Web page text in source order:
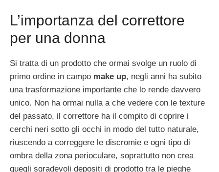
L’importanza del correttore
per una donna
Si tratta di un prodotto che ormai svolge un ruolo di
primo ordine in campo make up, negli anni ha subito
una trasformazione importante che lo rende davvero
unico. Non ha ormai nulla a che vedere con le texture
del passato, il correttore ha il compito di coprire i
cerchi neri sotto gli occhi in modo del tutto naturale,
riuscendo a correggere le discromie e ogni tipo di
ombra della zona perioculare, soprattutto non crea
quegli sgradevoli depositi di prodotto tra le pieghe